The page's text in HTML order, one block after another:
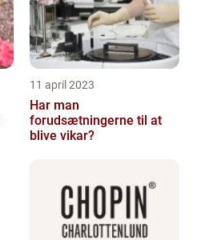
11 april 2023
Har man
forudsætningerne til at
blive vikar?